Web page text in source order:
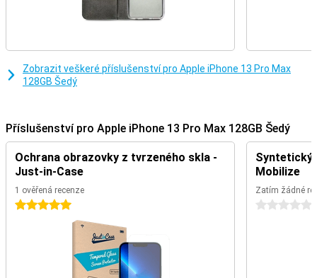
Zobrazit veškeré příslušenství pro Apple iPhone 13 Pro Max
128GB Šedý
Příslušenství pro Apple iPhone 13 Pro Max 128GB Šedý
Ochrana obrazovky z tvrzeného skla -
Just-in-Case
1 ověřená recenze
5 hvězdičky
Syntetický
Mobilize
Zatím žádné
0 hvězdičky